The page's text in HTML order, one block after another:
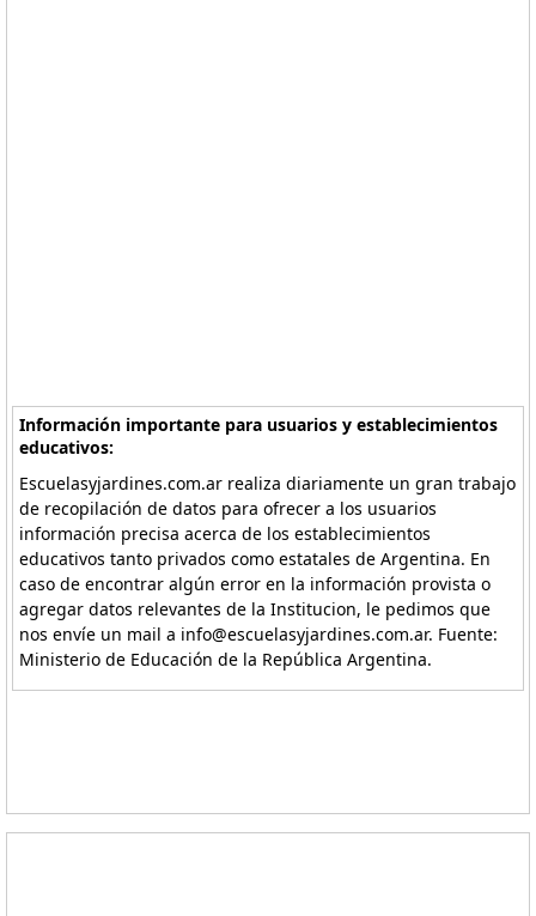
Información importante para usuarios y establecimientos
educativos:
Escuelasyjardines.com.ar realiza diariamente un gran trabajo
de recopilación de datos para ofrecer a los usuarios
información precisa acerca de los establecimientos
educativos tanto privados como estatales de Argentina. En
caso de encontrar algún error en la información provista o
agregar datos relevantes de la Institucion, le pedimos que
nos envíe un mail a info@escuelasyjardines.com.ar. Fuente:
Ministerio de Educación de la República Argentina.